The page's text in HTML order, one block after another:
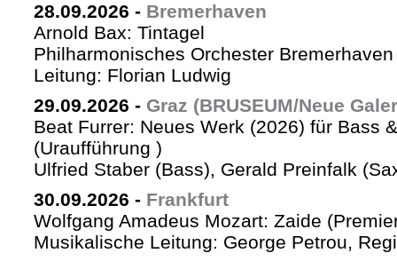
28.09.2026 - Bremerhaven
Arnold Bax: Tintagel
Philharmonisches Orchester
Leitung: Florian Ludwig
29.09.2026 - Graz (BRUSEUM/Neue
Beat Furrer: Neues Werk (2026) für Bass
(Uraufführung )
Ulfried Staber (Bass), Gerald Preinfalk
30.09.2026 - Frankfurt
Wolfgang Amadeus Mozart: Zaide
Musikalische Leitung: George Petrou,